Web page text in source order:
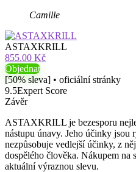
Camille
ASTAXKRILL
855.00 Kč
Objednat
[50% sleva] • oficiální stránky
9.5Expert Score
Závěr
ASTAXKRILL je bezesporu
nástupu únavy. Jeho účinky jsou
nezpůsobuje vedlejší účinky, z
dospělého člověka. Nákupem na
aktuální výraznou slevu.